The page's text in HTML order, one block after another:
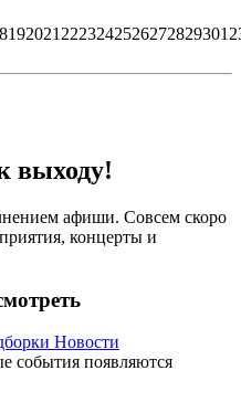
192021 2223242526272829301 2
выходу!
афиши. Совсем скоро
концерты и
Новости
события появляются